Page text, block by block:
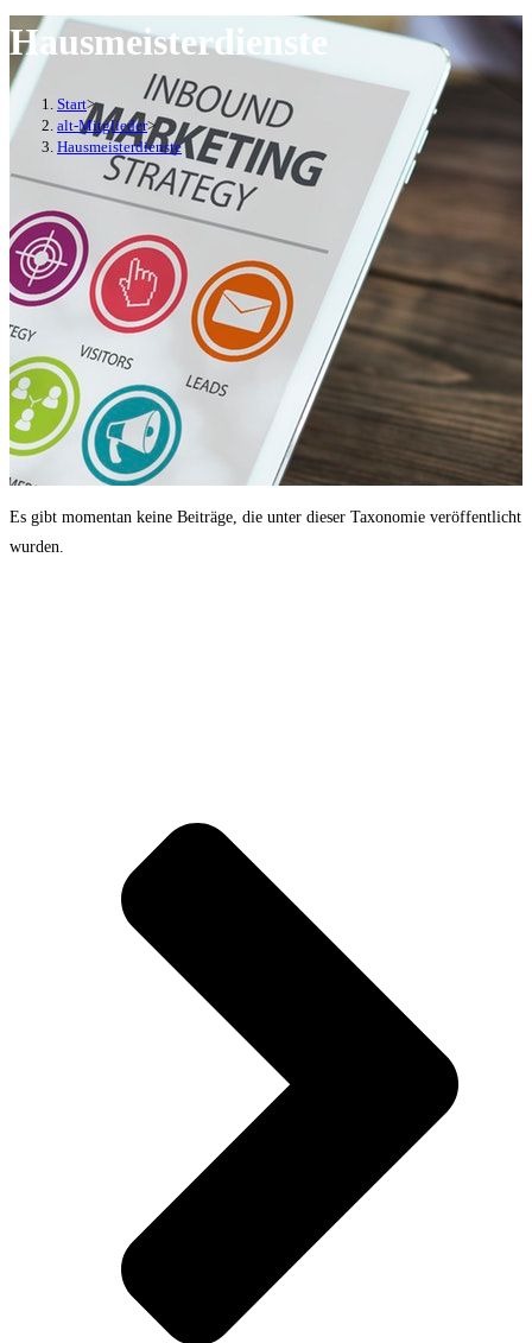
Hausmeisterdienste
Start>
alt-Mitglieder>
Hausmeisterdienste
Es gibt momentan keine Beiträge, die unter dieser Taxonomie veröffentlicht
wurden.